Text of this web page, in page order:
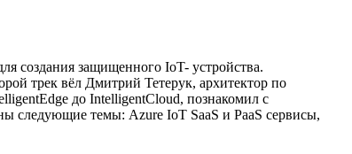
создания защищенного IoT- устройства.
трек вёл Дмитрий Тетерук, архитектор по
до IntelligentCloud, познакомил с
следующие темы: Azure IoT SaaS и PaaS сервисы,